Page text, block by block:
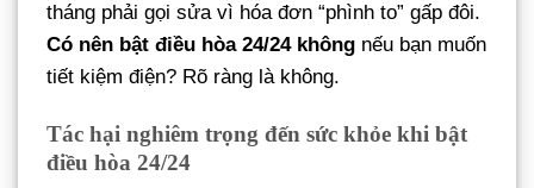
tháng phải gọi sửa vì hóa đơn “phình to” gấp đôi.
Có nên bật điều hòa 24/24 không nếu bạn muốn
tiết kiệm điện? Rõ ràng là không.
Tác hại nghiêm trọng đến sức khỏe khi bật
điều hòa 24/24